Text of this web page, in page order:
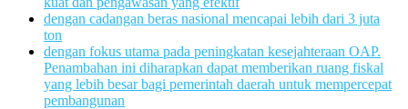
dengan cadangan beras nasional mencapai lebih dari 3 juta
ton
dengan fokus utama pada peningkatan kesejahteraan OAP.
Penambahan ini diharapkan dapat memberikan ruang fiskal
yang lebih besar bagi pemerintah daerah untuk mempercepat
pembangunan